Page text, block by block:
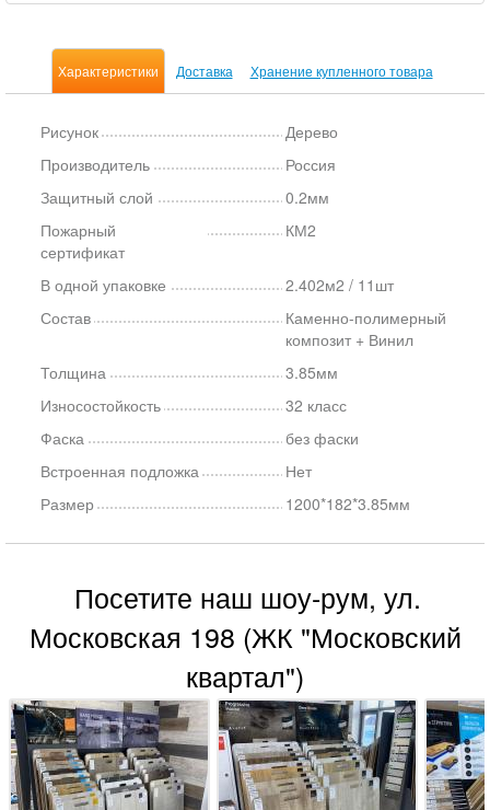
Характеристики Доставка Хранение купленного товара
Рисунок
Дерево
Производитель
Россия
Защитный слой
0.2мм
Пожарный
сертификат
КМ2
В одной упаковке
2.402м2 / 11шт
Состав
Каменно-полимерный
композит + Винил
Толщина
3.85мм
Износостойкость
32 класс
Фаска
без фаски
Встроенная подложка
Нет
Размер
1200*182*3.85мм
Посетите наш шоу-рум, ул.
Московская 198 (ЖК "Московский
квартал")